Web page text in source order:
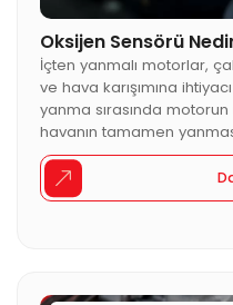
Oksijen Sensörü
İçten yanmalı motorlar,
ve hava karışımına
yanma sırasında
havanın tamamen
gram yakıtın yanması
bulunmaktadır.
olmaması sebebiyle